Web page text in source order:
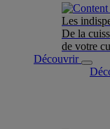
Les
De la
de votre
Découvrir